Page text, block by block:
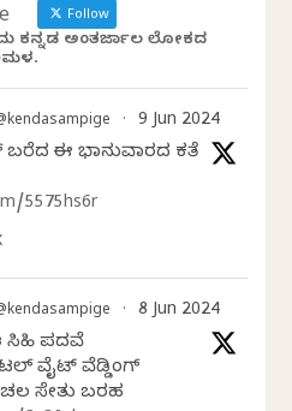
Follow
ಕನ್ನಡ ಅಂತರ್ಜಾಲ ಲೋಕದ
· 9 Jun 2024
ಈ ಭಾನುವಾರದ ಕತೆ
5575hs6r
· 8 Jun 2024
ಸಿಹಿ ಪದವೆ
ವೈಟ್ ವೆಡ್ಡಿಂಗ್
ಸೇತು ಬರಹ